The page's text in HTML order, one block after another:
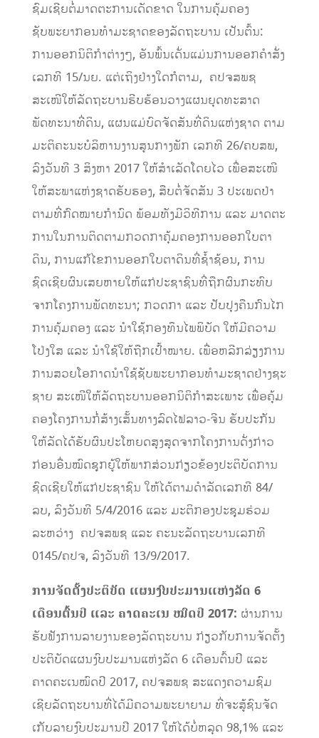
ຊົມເຊີຍຕໍ່ມາດຕະການເດັດຂາດ ໃນການຄຸ້ມຄອງ
ຊັບພະຍາກອນທຳມະຊາດຂອງລັດຖະບານ ເປັນຕົ້ນ:
ການອອກນິຕິກໍາຕ່າງໆ, ອັນພົ້ນເດັ່ນແມ່ນການອອກຄໍາສັ່ງ
ເລກທີ 15/ນຍ. ແຕ່ເຖິງຢ່າງໃດກໍຕາມ, ຄປຈສພຊ
ສະເໜີໃຫ້ລັດຖະບານຮີບ​ຮ້ອນວາງແຜນຍຸດທະສາດ
ພັດທະນາທີ່ດິນ, ​ແຜນ​ແມ່​ບົດ​ຈັດ​ສັນ​ທີ່​ດິນ​ແຫ່ງ​ຊາດ ຕາມ​
ມະຕິຄະນະ​ບໍລິຫານ​ງານ​ສູນ​ກາງ​ພັກ ​ເລກທີ 26/ຄບສພ,
ລົງ​ວັນ​ທີ 3 ສິງຫາ 2017 ​ໃຫ້​ສຳ​ເລັດ​ໂດຍ​ໄວ ເພື່ອສະເໜີ
ໃຫ້ສະພາ​ແຫ່ງ​ຊາດຮັບຮອງ, ສືບຕໍ່ຈັດສັນ 3 ປະເພດປ່າ
ຕາມທີ່ກົດໝາຍກໍານົດ ພ້ອມທັງມີວິທີການ ແລະ ມາດຕະ
ການໃນການຕິດຕາມກວດກາຄຸ້ມຄອງການອອກໃບຕາ
ດິນ, ການແກ້ໄຂການອອກໃບຕາດິນທີ່ຊໍ້າຊ້ອນ, ການ
ຊົດເຊີຍຜົນ​ເສຍ​ຫາຍ​ໃຫ້​ແກ່ປະຊາຊົນທີ່ຖືກຜົນກະທົບ
ຈາກໂຄງການພັດທະນາ; ກວດກາ ​ແລະ ປັບປຸງຄືນ​ກົນ​ໄກ​
ການ​ຄຸ້ມ​ຄອງ ​ແລະ ນຳ​ໃຊ້​ກອງ​ທຶນ​ໄພພິບັດ ​ໃຫ້​ມີ​ຄວາມ​
ໂປ່​ງ​ໃສ ​ແລະ ນຳ​ໃຊ້​​ໃຫ້​ຖືກ​ເປົ້າ​ໝາຍ.​​ ເພື່ອ​ຫລີກ​ລ່ຽງ​ການ​
ການ​ສວຍ​​ໂອກາດນຳ​ໃຊ້​ຊັບພະຍາກອນ​ທຳ​ມະ​ຊາດຢ່າງ​ຊະ
ຊາຍ ສະ​ເໜີ​ໃຫ້​ລັດຖະບານອອກ​ນິຕິ​ກຳ​​ສະ​ເພາະ ​ເພື່ອ​ຄຸ້ມ​
ຄອງ​ໂຄງການ​ກໍ່ສ້າງ​ເສັ້ນທາງ​ລົດ​ໄຟ​ລາວ​-ຈີນ ຮັບປະກັນ​
ໃຫ້​ລັດໄດ້​ຮັບ​ຜົນ​ປະ​ໂຫຍ​ດສຸງສຸດ​ຈາກ​ໂຄງການ​ດັ່ງກ່າວ
ກ່ອນ​ອື່ນ​ໝົດຊຸກຍູ້ໃຫ້ພາກສ່ວນກ່ຽວຂ້ອງປະຕິບັດການ
ຊົດເຊີຍໃຫ້ແກ່ປະຊາຊົນ ​ໃຫ້​ໄດ້​ຕາມດຳລັດ​ເລກທີ 84/
ລບ, ລົງ​ວັນ​ທີ 5/4/2016 ​ແລະ ມະຕິ​ກອງ​ປະຊຸມ​ຮ່ວມ​
ລະຫວ່າງ​ ຄປຈສພຊ ​ແລະ ຄະນະ​ລັດຖະບານ​ເລກທີ
0145/ຄປຈ, ລົງ​ວັນ​ທີ 13/9/2017.
ການຈັດ​ຕັ້ງ​ປະຕິບັດ ​ ແຜນງົບປະມານແຫ່ງລັດ 6 ​
ເດືອນ​ຕົ້ນ​ປີ ​ແລະ ຄາດ​ຄະ​ເນ​ ໝົດ​ປີ 2017: ຜ່ານການ
ຮັບຟັງການລາຍງານຂອງລັດຖະບານ ກ່ຽວກັບການຈັດຕັ້ງ
ປະຕິບັດແຜນງົບປະມານແຫ່ງລັດ 6 ​ເດືອນ​ຕົ້ນ​ປີ ​ແລະ
ຄາດ​ຄະ​ເນໝົດ​ປີ 2017, ຄປຈສພຊ ສະ​ແດງ​ຄວາມ​ຊົມ​
ເຊີຍ​ລັດຖະບານທີ່​ໄດ້​ມີ​ຄວາມ​ພະຍາຍາມ ທີ່​ຈະສູ້ຊົນຈັດ​
ເກັບ​ລາຍ​ງົບປະມານປີ 2017 ​ໃຫ້​ໄດ້​ບໍ່​ຫລຸດ 98,1% ​ແລະ